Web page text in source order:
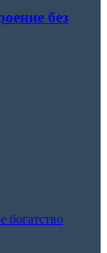
без
богатство